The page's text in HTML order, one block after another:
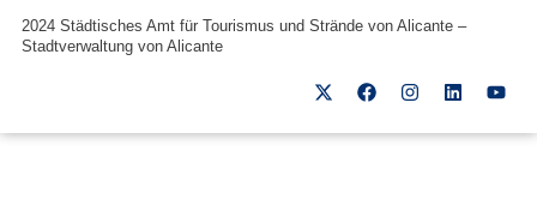
2024 Städtisches Amt für Tourismus und Strände von Alicante –
Stadtverwaltung von Alicante